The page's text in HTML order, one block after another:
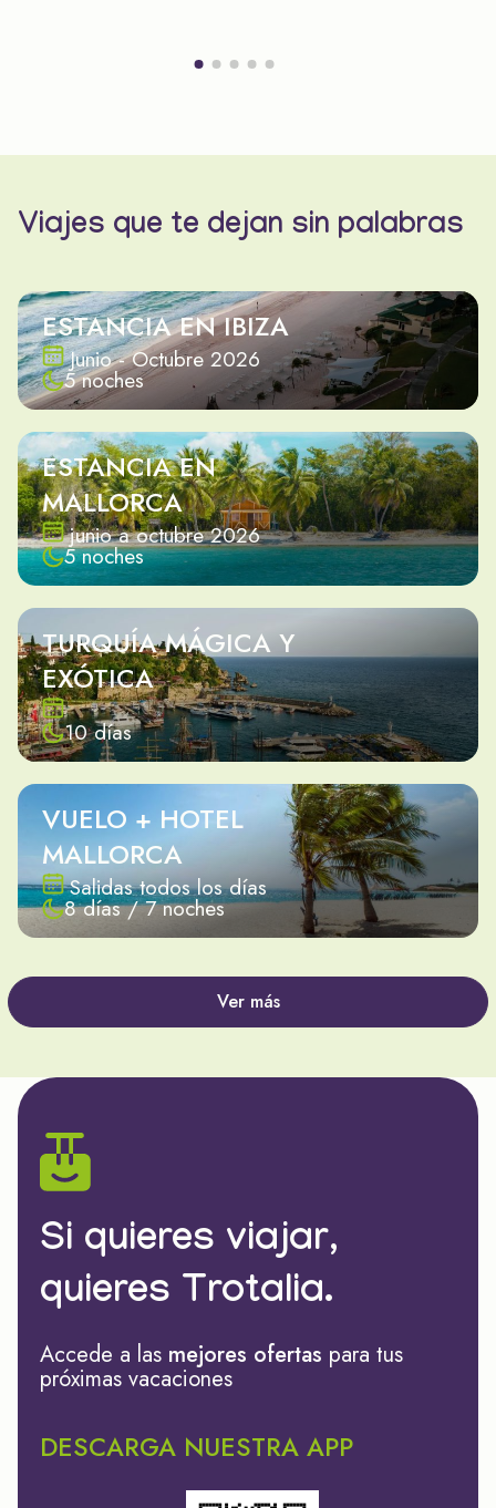
Viajes que te dejan sin palabras
ESTANCIA EN IBIZA
Junio - Octubre 2026
5 noches
ESTANCIA EN
MALLORCA
junio a octubre 2026
5 noches
TURQUÍA MÁGICA Y
EXÓTICA
10 días
VUELO + HOTEL
MALLORCA
Salidas todos los días
8 días / 7 noches
Ver más
Si quieres viajar,
quieres Trotalia.
Accede a las mejores ofertas para tus
próximas vacaciones
DESCARGA NUESTRA APP